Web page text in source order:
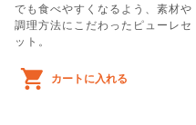
でも食べやすくなるよう、素材や
調理方法にこだわったピューレセ
ット。
カートに入れる